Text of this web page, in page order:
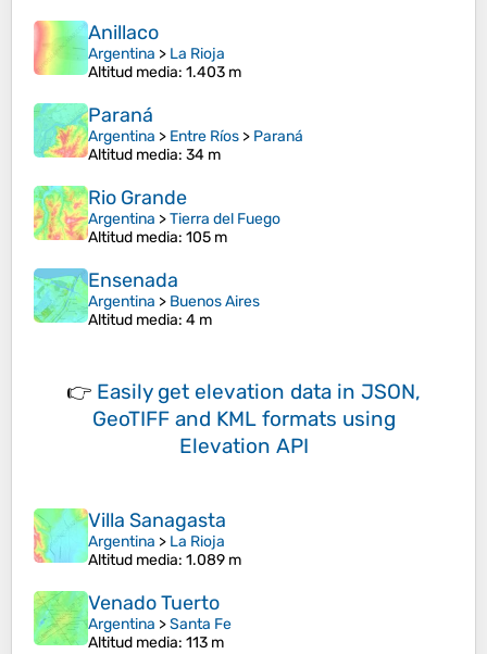
Anillaco
Argentina > La Rioja
Altitud media: 1.403 m
Paraná
Argentina > Entre Ríos > Paraná
Altitud media: 34 m
Rio Grande
Argentina >Tierra del Fuego
Altitud media: 105 m
Ensenada
Argentina > Buenos Aires
Altitud media: 4 m
👉 Easily get elevation data in JSON,
GeoTIFF and KML formats using
Elevation API
Villa Sanagasta
Argentina > La Rioja
Altitud media: 1.089 m
Venado Tuerto
Argentina >Santa Fe
Altitud media: 113 m